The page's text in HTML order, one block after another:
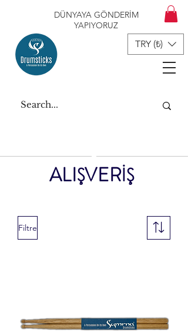
DÜNYAYA GÖNDERİM
YAPIYORUZ
TRY (₺)
ALIŞVERİŞ
Filtre